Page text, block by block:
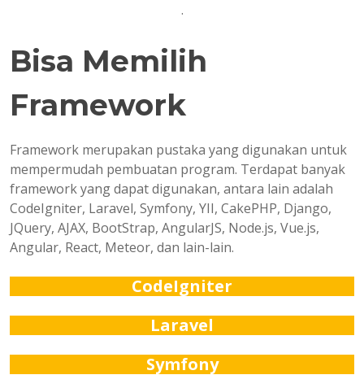
.
Bisa Memilih
Framework
Framework merupakan pustaka yang digunakan untuk
mempermudah pembuatan program. Terdapat banyak
framework yang dapat digunakan, antara lain adalah
CodeIgniter, Laravel, Symfony, YII, CakePHP, Django,
JQuery, AJAX, BootStrap, AngularJS, Node.js, Vue.js,
Angular, React, Meteor, dan lain-lain.
CodeIgniter
Laravel
Symfony